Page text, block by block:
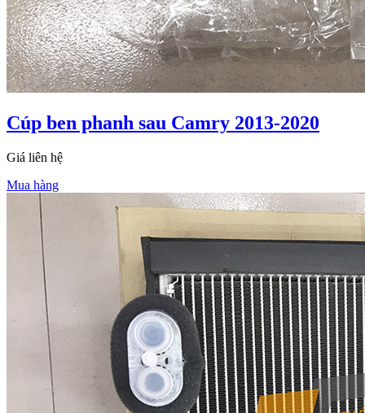
Cúp ben phanh sau Camry 2013-2020
Giá liên hệ
Mua hàng